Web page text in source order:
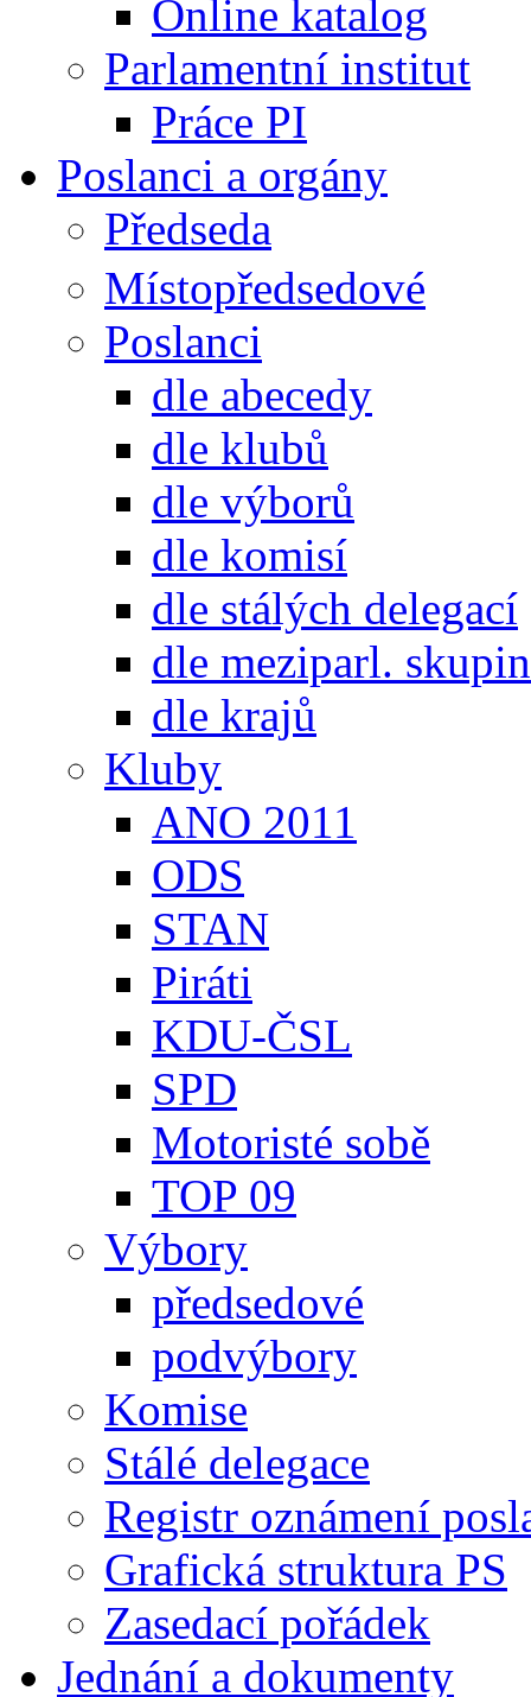
Online katalog
Parlamentní institut
Práce PI
Poslanci a orgány
Předseda
Místopředsedové
Poslanci
dle abecedy
dle klubů
dle výborů
dle komisí
dle stálých delegací
dle meziparl. skupin
dle krajů
Kluby
ANO 2011
ODS
STAN
Piráti
KDU-ČSL
SPD
Motoristé sobě
TOP 09
Výbory
předsedové
podvýbory
Komise
Stálé delegace
Registr oznámení
Grafická struktura PS
Zasedací pořádek
Jednání a dokumenty